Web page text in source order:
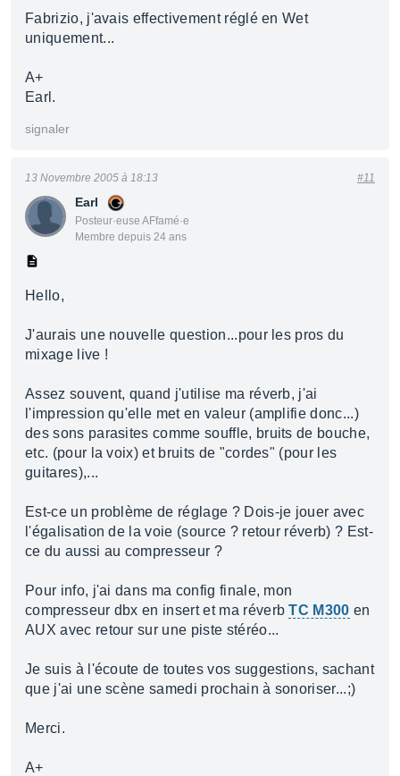
Fabrizio, j'avais effectivement réglé en Wet
uniquement...
A+
Earl.
signaler
Earl
Posteur·euse AFfamé·e
Membre depuis 24 ans
13 Novembre 2005 à 18:13 #11
Hello,
J'aurais une nouvelle question...pour les pros du
mixage live !
Assez souvent, quand j'utilise ma réverb, j'ai
l'impression qu'elle met en valeur (amplifie donc...)
des sons parasites comme souffle, bruits de bouche,
etc. (pour la voix) et bruits de "cordes" (pour les
guitares),...
Est-ce un problème de réglage ? Dois-je jouer avec
l'égalisation de la voie (source ? retour réverb) ? Est-
ce du aussi au compresseur ?
Pour info, j'ai dans ma config finale, mon
compresseur dbx en insert et ma réverbTC M300 en
AUX avec retour sur une piste stéréo...
Je suis à l'écoute de toutes vos suggestions, sachant
que j'ai une scène samedi prochain à sonoriser...;)
Merci.
A+